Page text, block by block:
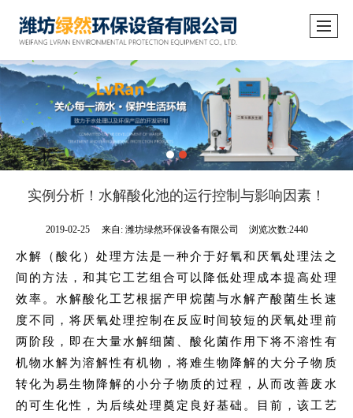
实例分析！水解酸化池的运行控制与影响因素！
2019-02-25 来自: 潍坊绿然环保设备有限公司 浏览次数:2440
水解（酸化）处理方法是一种介于好氧和厌氧处理法之
间的方法，和其它工艺组合可以降低处理成本提高处理
效率。水解酸化工艺根据产甲烷菌与水解产酸菌生长速
度不同，将厌氧处理控制在反应时间较短的厌氧处理前
两阶段，即在大量水解细菌、酸化菌作用下将不溶性有
机物水解为溶解性有机物，将难生物降解的大分子物质
转化为易生物降解的小分子物质的过程，从而改善废水
的可生化性，为后续处理奠定良好基础。目前，该工艺